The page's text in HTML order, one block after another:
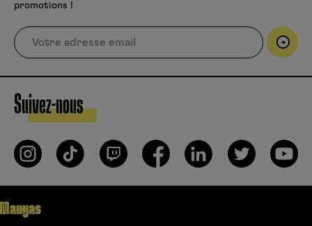
promotions !
Suivez-nous
Mangas